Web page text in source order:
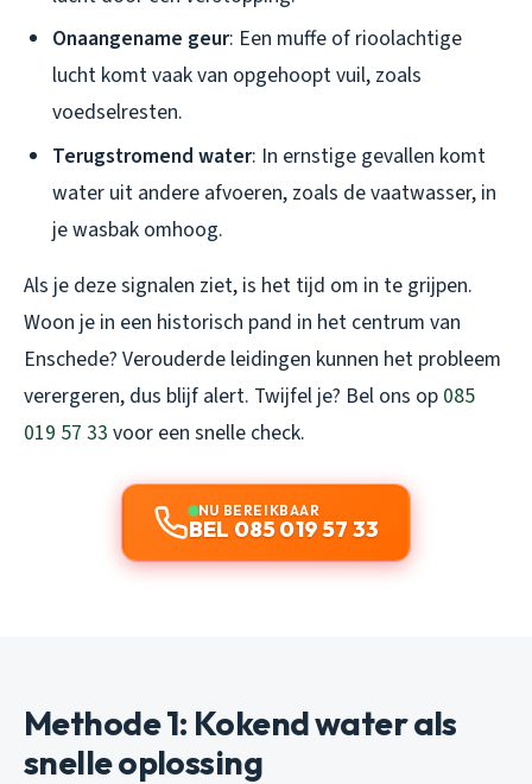
Onaangename geur: Een muffe of rioolachtige
lucht komt vaak van opgehoopt vuil, zoals
voedselresten.
Terugstromend water: In ernstige gevallen komt
water uit andere afvoeren, zoals de vaatwasser, in
je wasbak omhoog.
Als je deze signalen ziet, is het tijd om in te grijpen.
Woon je in een historisch pand in het centrum van
Enschede? Verouderde leidingen kunnen het probleem
verergeren, dus blijf alert. Twijfel je? Bel ons op 085
019 57 33 voor een snelle check.
NU BEREIKBAAR
BEL 085 019 57 33
Methode 1: Kokend water als
snelle oplossing